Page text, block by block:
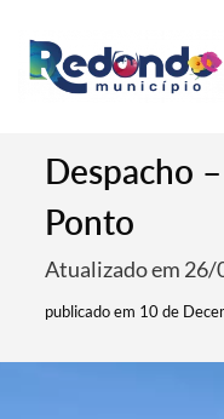
Despacho
Ponto
Atualizado em
publicado em 10 de